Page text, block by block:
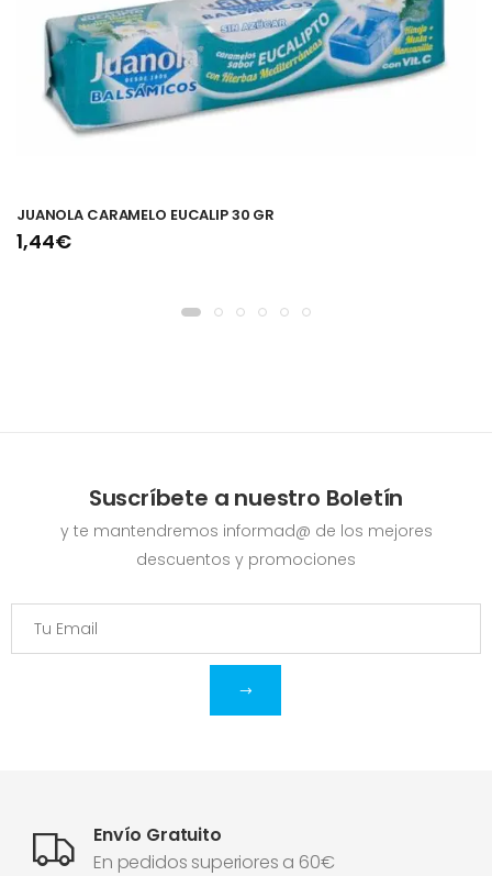
JUANOLA CARAMELO EUCALIP 30 GR
1,44€
Suscríbete a nuestro Boletín
y te mantendremos informad@ de los mejores
descuentos y promociones
Envío Gratuito
En pedidos superiores a 60€